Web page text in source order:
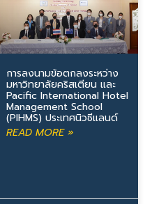
การลงนามข้อตกลงระหว่าง
มหาวิทยาลัยคริสเตียน และ
Pacific International Hotel
Management School
(PIHMS) ประเทศนิวซีแลนด์
READ MORE »